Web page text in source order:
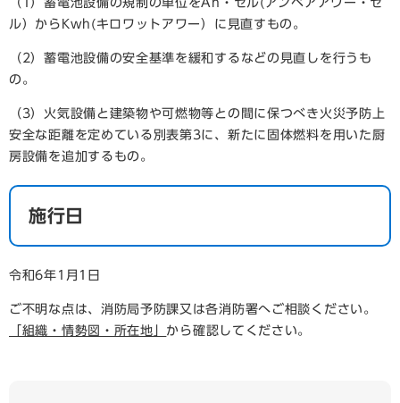
（1）蓄電池設備の規制の単位をAh・セル(アンペアアワー・セ
ル）からKwh(キロワットアワー）に見直すもの。
（2）蓄電池設備の安全基準を緩和するなどの見直しを行うも
の。
（3）火気設備と建築物や可燃物等との間に保つべき火災予防上
安全な距離を定めている別表第3に、新たに固体燃料を用いた厨
房設備を追加するもの。
施行日
令和6年1月1日
ご不明な点は、消防局予防課又は各消防署へご相談ください。
「組織・情勢図・所在地」 から確認してください。